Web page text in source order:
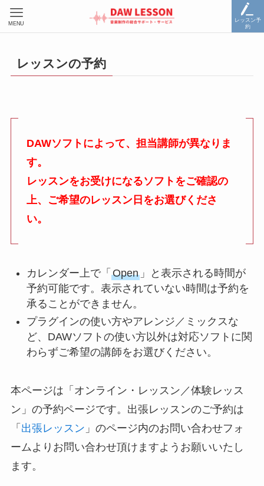
レッスン予
約
MENU
レッスンの予約
DAWソフトによって、担当講師が異なりま
す。
レッスンをお受けになるソフトをご確認の
上、ご希望のレッスン日をお選びくださ
い。
カレンダー上で「 Open」と表示される時間が
予約可能です。表示されていない時間は予約を
承ることができません。
プラグインの使い方やアレンジ／ミックスな
ど、DAWソフトの使い方以外は対応ソフトに関
わらずご希望の講師をお選びください。
本ページは「オンライン・レッスン／体験レッス
ン」の予約ページです。出張レッスンのご予約は
「 出張レッスン 」のページ内のお問い合わせフォ
ームよりお問い合わせ頂けますようお願いいたし
ます。